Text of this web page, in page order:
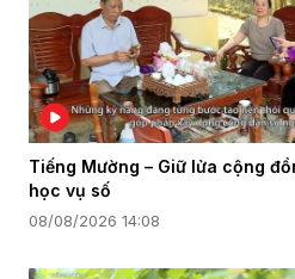
Tiếng Mường – Giữ lửa cộng
học vụ số
08/08/2026 14:08